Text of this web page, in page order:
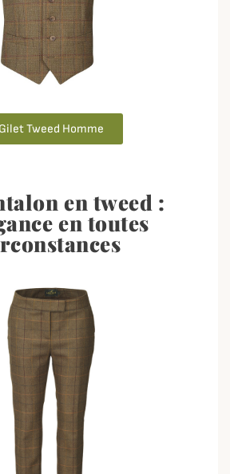
Gilet Tweed Homme
en tweed :
en toutes